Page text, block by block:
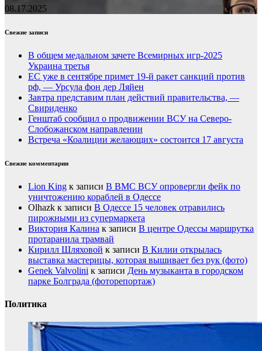
08.17.2025
Свежие записи
В общем медальном зачете Всемирных игр-2025
Украина третья
ЕС уже в сентябре примет 19-й ракет санкций против
рф, — Урсула фон дер Ляйен
Завтра представим план действий правительства, —
Свириденко
Генштаб сообщил о продвижении ВСУ на Северо-
Слобожанском направлении
Встреча «Коалиции желающих» состоится 17 августа
Свежие комментарии
Lion King к записи В ВМС ВСУ опровергли фейк по
уничтожению кораблей в Одессе
Olhazk к записи В Одессе 15 человек отравились
пирожными из супермаркета
Виктория Калина к записи В центре Одессы маршрутка
протаранила трамвай
Кирилл Шляховой к записи В Килии открылась
выставка мастерицы, которая вышивает без рук (фото)
Genek Valvolini к записи День музыканта в городском
парке Болграда (фоторепортаж)
Политика